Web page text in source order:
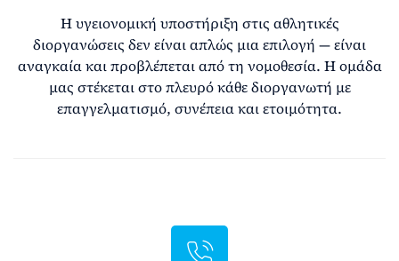
Η υγειονομική υποστήριξη στις αθλητικές
διοργανώσεις δεν είναι απλώς μια επιλογή — είναι
αναγκαία και προβλέπεται από τη νομοθεσία. Η ομάδα
μας στέκεται στο πλευρό κάθε διοργανωτή με
επαγγελματισμό, συνέπεια και ετοιμότητα.